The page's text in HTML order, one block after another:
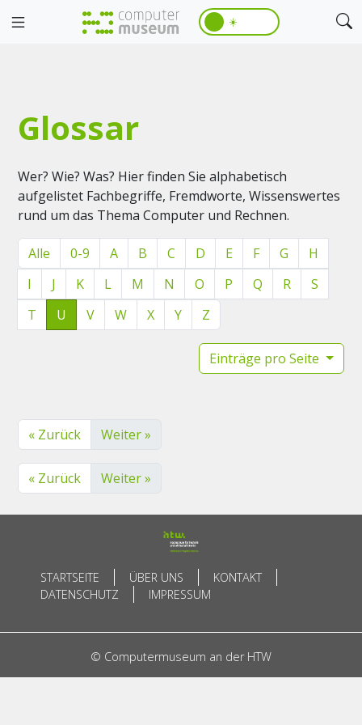
☀️
Glossar
Wer? Wie? Was? Hier finden Sie alphabetisch
aufgelistet Fachbegriffe, Fremdworte, Wissenswertes
rund um das Thema Computer und Rechnen.
Alle 0-9 A B C D E F G
H
I
J K L M N O P Q R
S
T
U V W X Y Z
Einträge pro Seite
« Zurück Weiter »
« Zurück Weiter »
STARTSEITE ÜBER UNS
KONTAKT
DATENSCHUTZ
IMPRESSUM
© Computermuseum an der HTW